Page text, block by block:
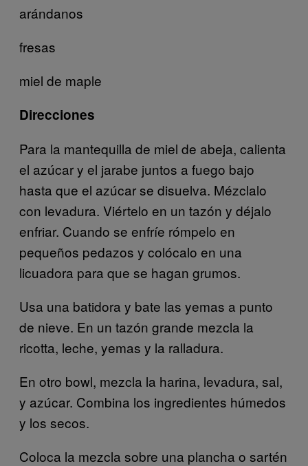
arándanos
fresas
miel de maple
Direcciones
Para la mantequilla de miel de abeja, calienta
el azúcar y el jarabe juntos a fuego bajo
hasta que el azúcar se disuelva. Mézclalo
con levadura. Viértelo en un tazón y déjalo
enfriar. Cuando se enfríe rómpelo en
pequeños pedazos y colócalo en una
licuadora para que se hagan grumos.
Usa una batidora y bate las yemas a punto
de nieve. En un tazón grande mezcla la
ricotta, leche, yemas y la ralladura.
En otro bowl, mezcla la harina, levadura, sal,
y azúcar. Combina los ingredientes húmedos
y los secos.
Coloca la mezcla sobre una plancha o sartén